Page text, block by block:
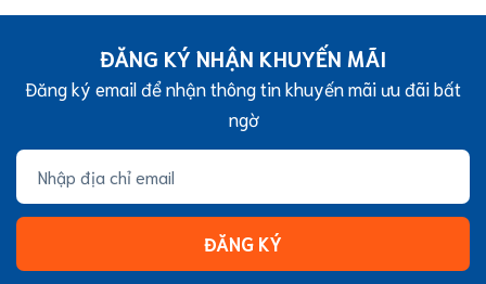
ĐĂNG KÝ NHẬN KHUYẾN MÃI
Đăng ký email để nhận thông tin khuyến mãi ưu đãi bất
ngờ
ĐĂNG KÝ